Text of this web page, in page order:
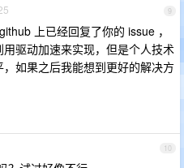
9
上已经回复了你的 issue ，
驱动加速来实现，但是个人技术
如果之后我能想到更好的解决方
10